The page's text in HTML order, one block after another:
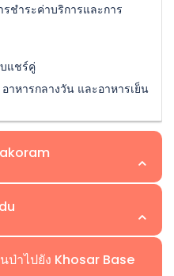
ชำระค่าบริการและการ
แชร์คู่
าหารกลางวัน และอาหารเย็น
: 1,265 ม. / 2,228 ม.
นศูนย์กลางด้านลอจิสติกส์ของ
ม.ป่าไปยัง Khosar Base